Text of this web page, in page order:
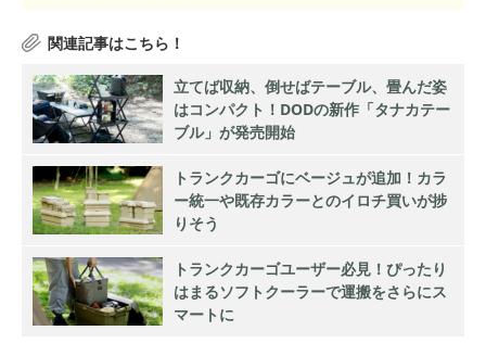
立てば収納、倒せばテーブル、畳んだ姿
はコンパクト！DODの新作「タナカテー
ブル」が発売開始
トランクカーゴにベージュが追加！カラ
ー統一や既存カラーとのイロチ買いが捗
りそう
トランクカーゴユーザー必見！ぴったり
はまるソフトクーラーで運搬をさらにス
マートに